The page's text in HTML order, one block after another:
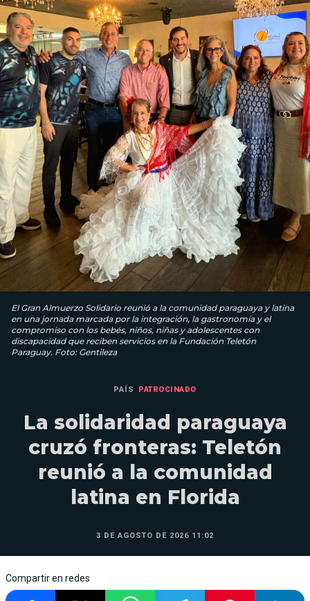
El Gran Almuerzo Solidario reunió a la comunidad paraguaya y latina
en una jornada marcada por la integración, la gastronomía y el
compromiso con los bebés, niños, niñas y adolescentes con
discapacidad que reciben servicios en la Fundación Teletón
Paraguay. Foto: Gentileza
PAÍS PATROCINADO
La solidaridad paraguaya
cruzó fronteras: Teletón
reunió a la comunidad
latina en Florida
3 DE AGOSTO DE 2026 11:02
Compartir en redes